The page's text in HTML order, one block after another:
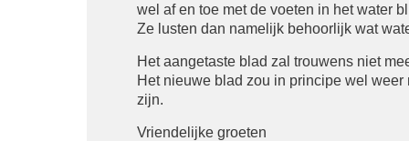
wel af en toe met de voeten in het water
Ze lusten dan namelijk behoorlijk wat
Het aangetaste blad zal trouwens niet
Het nieuwe blad zou in principe wel weer
zijn.
Vriendelijke groeten